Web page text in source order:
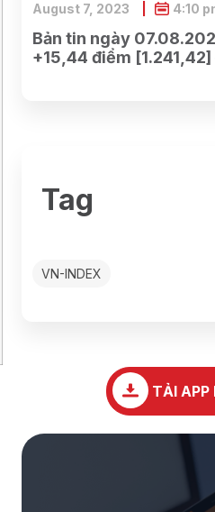
Bản tin ngày
+15,44 điểm [1.241,42]
August 7, 2023 4:10
Tag
VN-INDEX
TẢI APP